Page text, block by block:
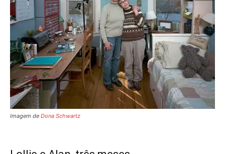
Imagem de Dona Schwartz